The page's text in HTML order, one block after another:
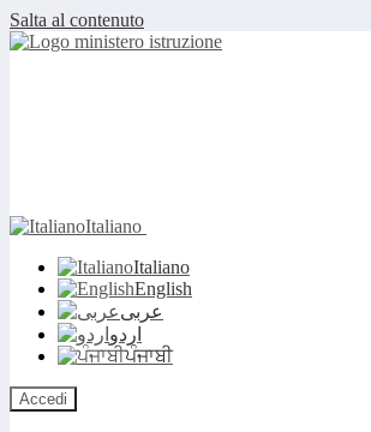
Salta al contenuto
Italiano
Italiano
English
عربى
اردو
ਪੰਜਾਬੀ
Accedi